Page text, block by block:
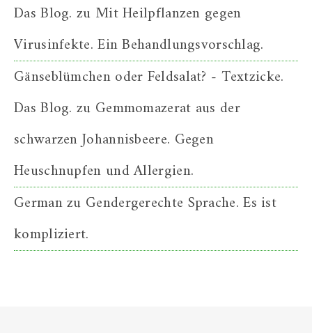
Das Blog. zu Mit Heilpflanzen gegen
Virusinfekte. Ein Behandlungsvorschlag.
Gänseblümchen oder Feldsalat? - Textzicke.
Das Blog. zu Gemmomazerat aus der
schwarzen Johannisbeere. Gegen
Heuschnupfen und Allergien.
Germanzu Gendergerechte Sprache. Es ist
kompliziert.